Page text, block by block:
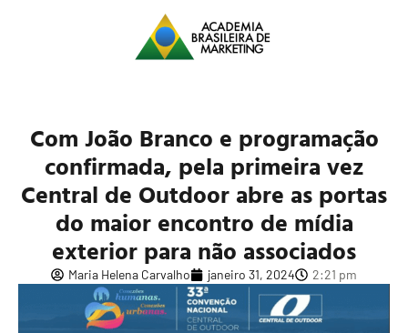
Com João Branco e programação
confirmada, pela primeira vez
Central de Outdoor abre as portas
do maior encontro de mídia
exterior para não associados
Maria Helena Carvalho janeiro 31, 2024 2:21 pm